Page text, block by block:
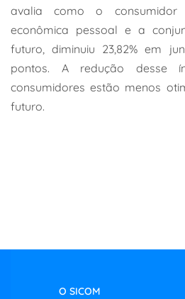
avalia como o
econômica pessoal e a
futuro, diminuiu 23,82% em
pontos. A redução desse
consumidores estão menos
futuro.
O SICOM